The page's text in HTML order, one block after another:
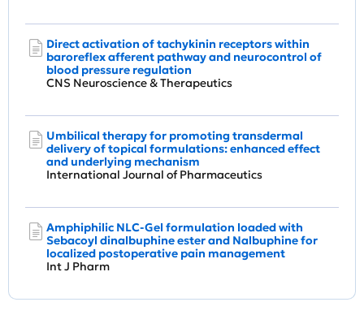
Direct activation of tachykinin receptors within
baroreflex afferent pathway and neurocontrol of
blood pressure regulation
CNS Neuroscience & Therapeutics
Umbilical therapy for promoting transdermal
delivery of topical formulations: enhanced effect
and underlying mechanism
International Journal of Pharmaceutics
Amphiphilic NLC-Gel formulation loaded with
Sebacoyl dinalbuphine ester and Nalbuphine for
localized postoperative pain management
Int J Pharm